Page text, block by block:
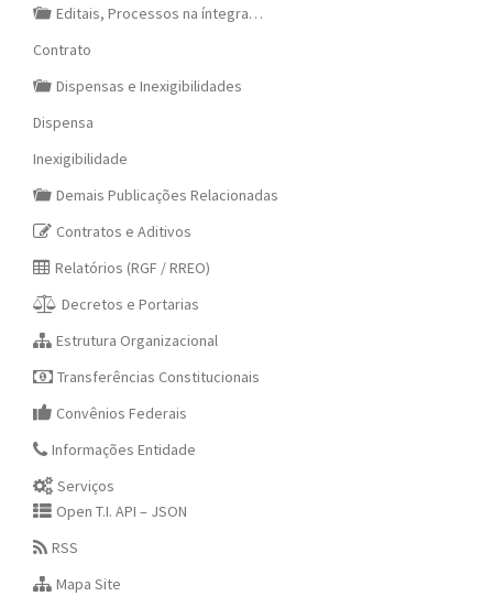
Editais, Processos na íntegra…
Contrato
Dispensas e Inexigibilidades
Dispensa
Inexigibilidade
Demais Publicações Relacionadas
Contratos e Aditivos
Relatórios (RGF / RREO)
Decretos e Portarias
Estrutura Organizacional
Transferências Constitucionais
Convênios Federais
Informações Entidade
Serviços
Open T.I. API – JSON
RSS
Mapa Site